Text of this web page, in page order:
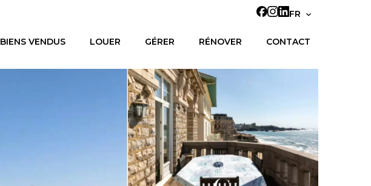
FR
BIENS VENDUS LOUER GÉRER RÉNOVER CONTACT